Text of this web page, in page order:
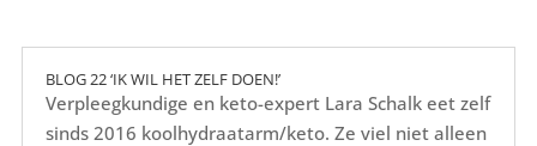
BLOG 22 ‘IK WIL HET ZELF DOEN!’
Verpleegkundige en keto-expert Lara Schalk eet zelf
sinds 2016 koolhydraatarm/keto. Ze viel niet alleen